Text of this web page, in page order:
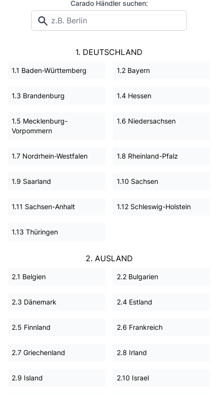
Carado Händler suchen:
1. DEUTSCHLAND
1.1 Baden-Württemberg 1.2 Bayern
1.3 Brandenburg 1.4 Hessen
1.5 Mecklenburg-
Vorpommern
1.6 Niedersachsen
1.7 Nordrhein-Westfalen 1.8 Rheinland-Pfalz
1.9 Saarland 1.10 Sachsen
1.11 Sachsen-Anhalt 1.12 Schleswig-Holstein
1.13 Thüringen
2. AUSLAND
2.1 Belgien 2.2 Bulgarien
2.3 Dänemark 2.4 Estland
2.5 Finnland 2.6 Frankreich
2.7 Griechenland 2.8 Irland
2.9 Island 2.10 Israel